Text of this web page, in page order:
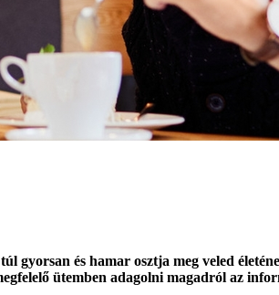
és hamar osztja meg veled
ütemben adagolni magadról az